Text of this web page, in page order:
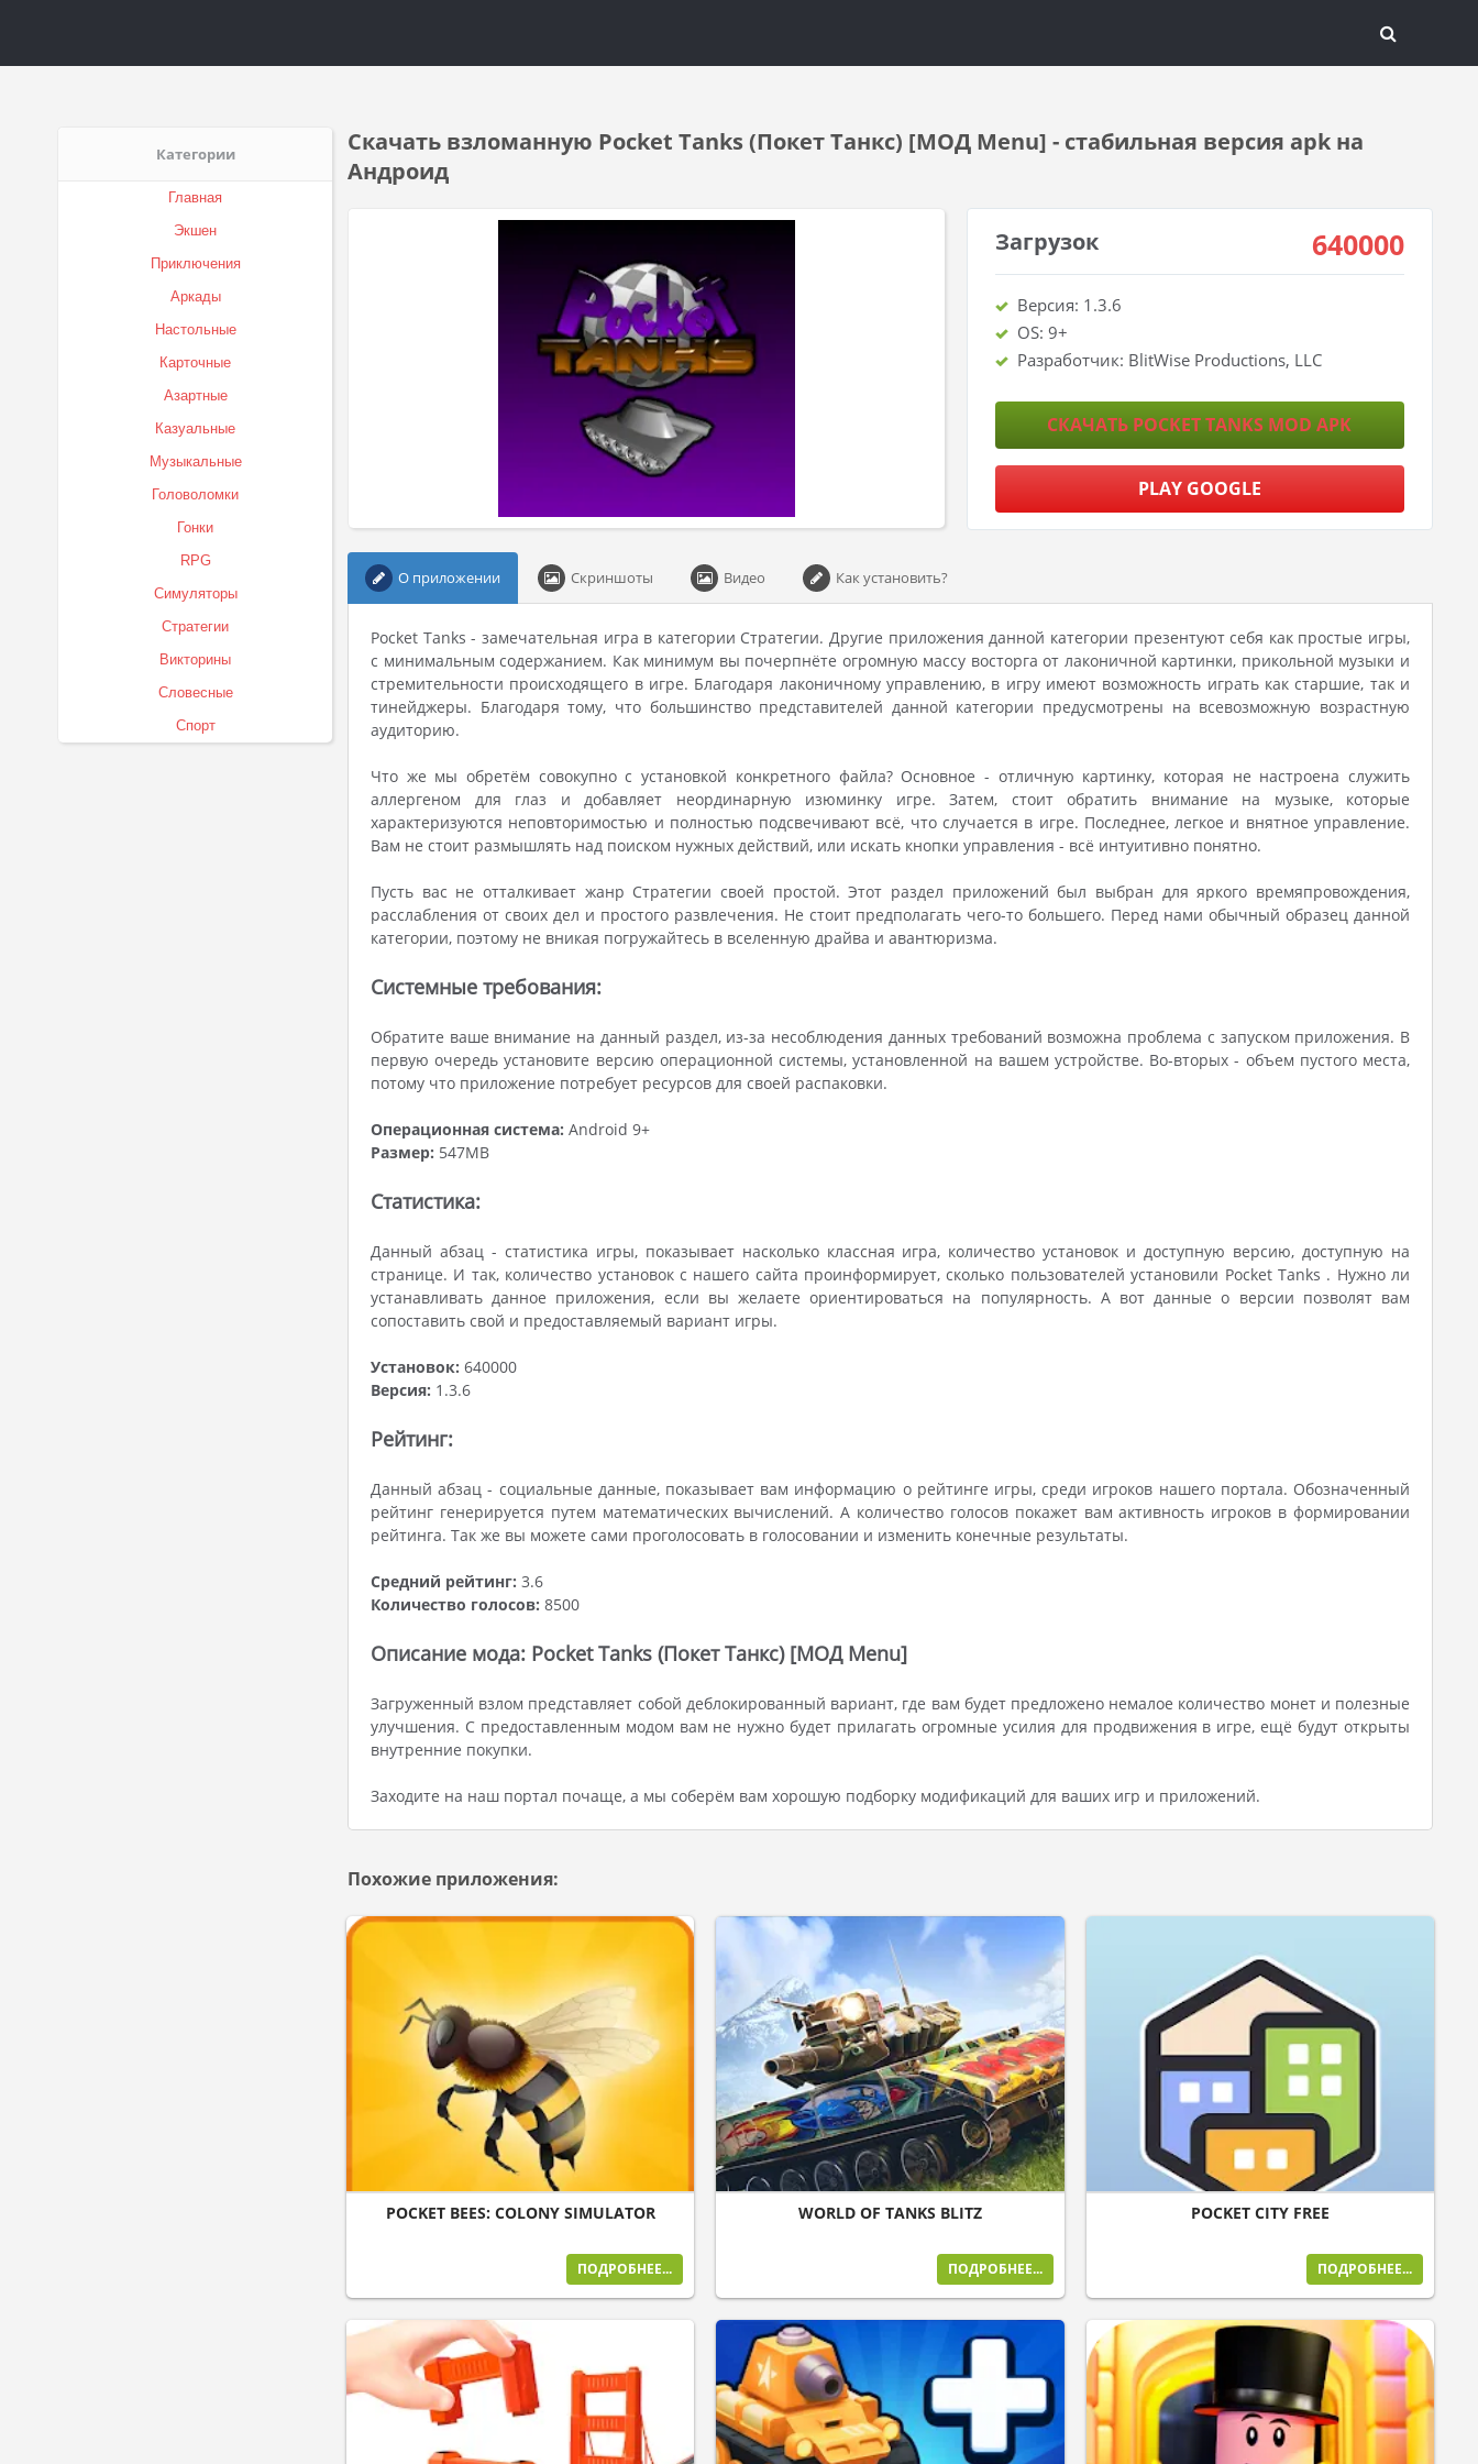
Категории
Главная
Экшен
Приключения
Аркады
Настольные
Карточные
Азартные
Казуальные
Музыкальные
Головоломки
Гонки
RPG
Симуляторы
Стратегии
Викторины
Словесные
Спорт
Скачать взломанную Pocket Tanks (Покет Танкс) [МОД Menu] - стабильная версия apk на
Андроид
Загрузок 640000
Версия: 1.3.6
OS: 9+
Разработчик: BlitWise Productions, LLC
СКАЧАТЬ POCKET TANKS MOD APK
PLAY GOOGLE
О приложении Скриншоты Видео Как установить?
Pocket Tanks - замечательная игра в категории Стратегии. Другие приложения данной категории презентуют себя как простые игры,
с минимальным содержанием. Как минимум вы почерпнёте огромную массу восторга от лаконичной картинки, прикольной музыки и
стремительности происходящего в игре. Благодаря лаконичному управлению, в игру имеют возможность играть как старшие, так и
тинейджеры. Благодаря тому, что большинство представителей данной категории предусмотрены на всевозможную возрастную
аудиторию.
Что же мы обретём совокупно с установкой конкретного файла? Основное - отличную картинку, которая не настроена служить
аллергеном для глаз и добавляет неординарную изюминку игре. Затем, стоит обратить внимание на музыке, которые
характеризуются неповторимостью и полностью подсвечивают всё, что случается в игре. Последнее, легкое и внятное управление.
Вам не стоит размышлять над поиском нужных действий, или искать кнопки управления - всё интуитивно понятно.
Пусть вас не отталкивает жанр Стратегии своей простой. Этот раздел приложений был выбран для яркого времяпровождения,
расслабления от своих дел и простого развлечения. Не стоит предполагать чего-то большего. Перед нами обычный образец данной
категории, поэтому не вникая погружайтесь в вселенную драйва и авантюризма.
Системные требования:
Обратите ваше внимание на данный раздел, из-за несоблюдения данных требований возможна проблема с запуском приложения. В
первую очередь установите версию операционной системы, установленной на вашем устройстве. Во-вторых - объем пустого места,
потому что приложение потребует ресурсов для своей распаковки.
Операционная система: Android 9+
Размер: 547MB
Статистика:
Данный абзац - статистика игры, показывает насколько классная игра, количество установок и доступную версию, доступную на
странице. И так, количество установок с нашего сайта проинформирует, сколько пользователей установили Pocket Tanks . Нужно ли
устанавливать данное приложения, если вы желаете ориентироваться на популярность. А вот данные о версии позволят вам
сопоставить свой и предоставляемый вариант игры.
Установок: 640000
Версия: 1.3.6
Рейтинг:
Данный абзац - социальные данные, показывает вам информацию о рейтинге игры, среди игроков нашего портала. Обозначенный
рейтинг генерируется путем математических вычислений. А количество голосов покажет вам активность игроков в формировании
рейтинга. Так же вы можете сами проголосовать в голосовании и изменить конечные результаты.
Средний рейтинг: 3.6
Количество голосов: 8500
Описание мода: Pocket Tanks (Покет Танкс) [МОД Menu]
Загруженный взлом представляет собой деблокированный вариант, где вам будет предложено немалое количество монет и полезные
улучшения. С предоставленным модом вам не нужно будет прилагать огромные усилия для продвижения в игре, ещё будут открыты
внутренние покупки.
Заходите на наш портал почаще, а мы соберём вам хорошую подборку модификаций для ваших игр и приложений.
Похожие приложения:
POCKET BEES: COLONY SIMULATOR
ПОДРОБНЕЕ...
WORLD OF TANKS BLITZ
ПОДРОБНЕЕ...
POCKET CITY FREE
ПОДРОБНЕЕ...